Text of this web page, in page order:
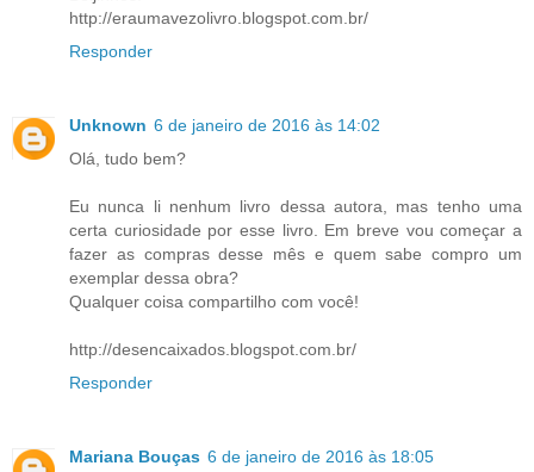
http://eraumavezolivro.blogspot.com.br/
Responder
Unknown 6 de janeiro de 2016 às 14:02
Olá, tudo bem?
Eu nunca li nenhum livro dessa autora, mas tenho uma
certa curiosidade por esse livro. Em breve vou começar a
fazer as compras desse mês e quem sabe compro um
exemplar dessa obra?
Qualquer coisa compartilho com você!
http://desencaixados.blogspot.com.br/
Responder
Mariana Bouças 6 de janeiro de 2016 às 18:05